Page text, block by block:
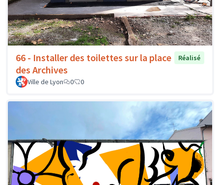
66 - Installer des toilettes sur la place
des Archives
Réalisé
Ville de Lyon 0 0